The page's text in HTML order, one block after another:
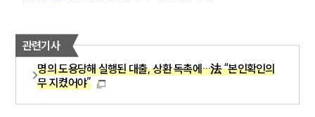
관련기사
명의 도용당해 실행된 대출, 상환 독촉에…法 “본인확인의
무 지켰어야”